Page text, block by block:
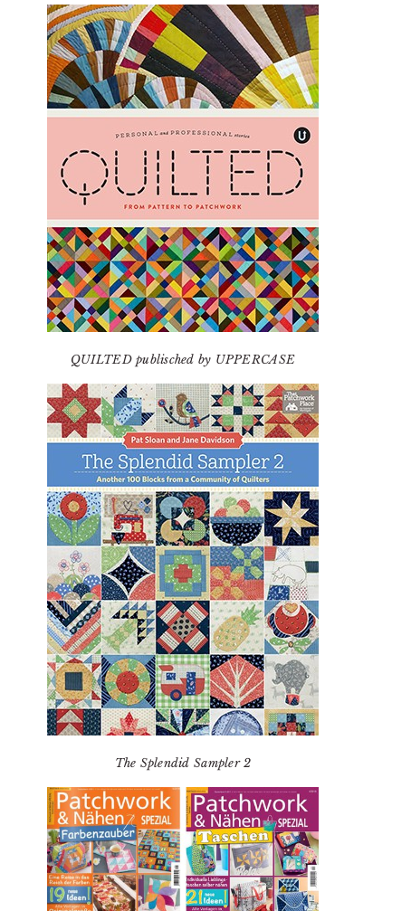
QUILTED publisched by UPPERCASE
The Splendid Sampler 2